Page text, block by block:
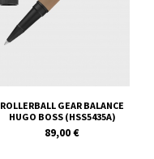
ROLLERBALL GEAR BALANCE
HUGO BOSS (HSS5435A)
89,00 €